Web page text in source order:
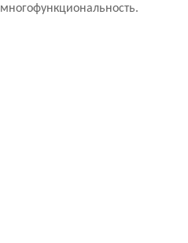
многофункциональность.